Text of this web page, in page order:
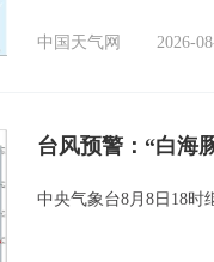
中国天气网 2026-
台风预警：“白海
中央气象台8月8日18时